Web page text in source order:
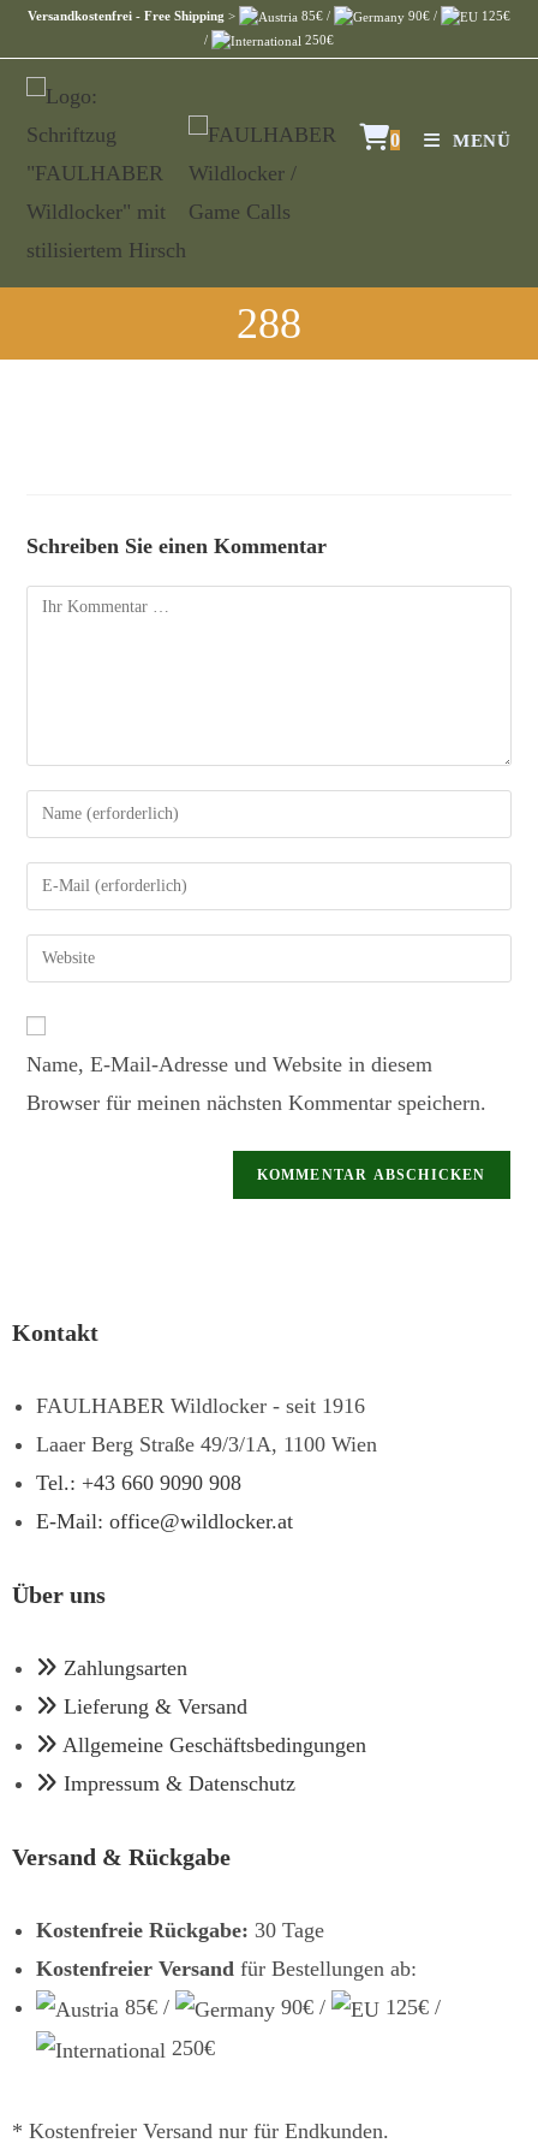
Versandkostenfrei - Free Shipping > 85€ / 90€ /
125€
/
250€
0 MENÜ
288
Schreiben Sie einen Kommentar
Name, E-Mail-Adresse und Website in diesem
Browser für meinen nächsten Kommentar speichern.
Kontakt
FAULHABER Wildlocker - seit 1916
Laaer Berg Straße 49/3/1A, 1100 Wien
Tel.: +43 660 9090 908
E-Mail: office@wildlocker.at
Über uns
Zahlungsarten
Lieferung & Versand
Allgemeine Geschäftsbedingungen
Impressum & Datenschutz
Versand & Rückgabe
Kostenfreie Rückgabe: 30 Tage
Kostenfreier Versand für Bestellungen ab:
85€ /
90€ /
125€ /
250€
* Kostenfreier Versand nur für Endkunden.